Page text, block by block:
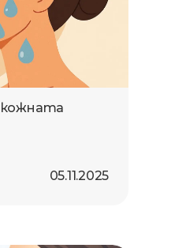
кожната
05.11.2025